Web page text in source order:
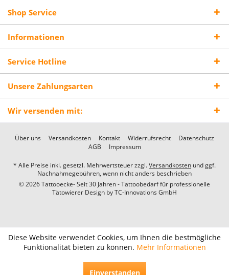
Shop Service
Informationen
Service Hotline
Unsere Zahlungsarten
Wir versenden mit:
Über uns Versandkosten Kontakt Widerrufsrecht
Datenschutz
AGB
Impressum
* Alle Preise inkl. gesetzl. Mehrwertsteuer zzgl.Versandkosten und ggf.
Nachnahmegebühren, wenn nicht anders beschrieben
© 2026 Tattooecke- Seit 30 Jahren - Tattoobedarf für professionelle
Tätowierer Design byTC-Innovations GmbH
Diese Website verwendet Cookies, um Ihnen die bestmögliche
Funktionalität bieten zu können. Mehr Informationen
Einverstanden